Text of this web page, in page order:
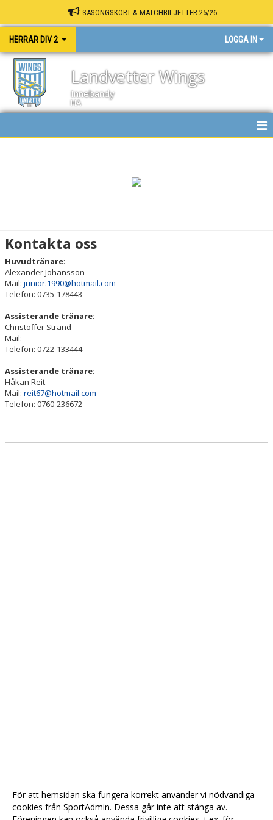
SÄSONGSKORT & MATCHBILJETTER 25/26
HERRAR DIV 2 LOGGA IN
Landvetter Wings
Innebandy
HA
BILDGALLERI
KONTAKT
Kontakta oss
Huvudtränare:
Alexander Johansson
Mail: junior.1990@hotmail.com
Telefon: 0735-178443
Assisterande tränare:
Christoffer Strand
Mail:
Telefon: 0722-133444
Assisterande tränare:
Håkan Reit
Mail: reit67@hotmail.com
Telefon: 0760-236672
För att hemsidan ska fungera korrekt använder vi nödvändiga
cookies från SportAdmin. Dessa går inte att stänga av.